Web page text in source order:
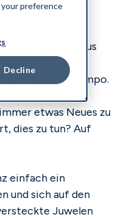
preference
Decline
dem Auto!
Mischung aus
Kleinstädten -
eigenen Tempo.
bis zu den tiefen
etwas Neues zu
dies zu tun? Auf
einfach ein
und sich auf den
Juwelen